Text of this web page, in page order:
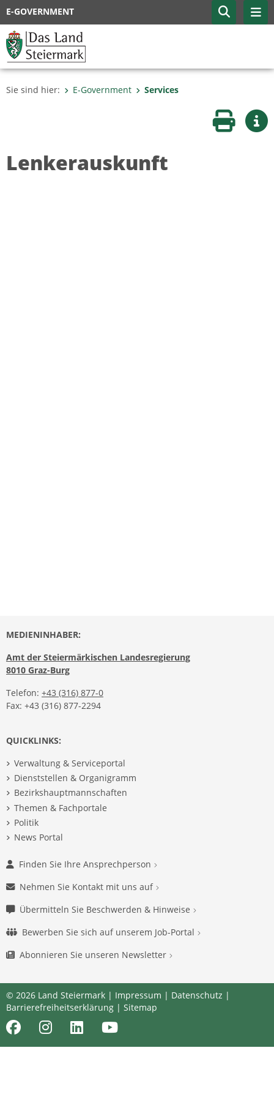
E-GOVERNMENT
Sie sind hier: E-Government Services
Seite
Lenkerauskunft
MEDIENINHABER:
Amt der Steiermärkischen Landesregierung
8010 Graz-Burg
Telefon: +43 (316) 877-0
Fax: +43 (316) 877-2294
QUICKLINKS:
Verwaltung & Serviceportal
Dienststellen & Organigramm
Bezirkshauptmannschaften
Themen & Fachportale
Politik
News Portal
Finden Sie Ihre Ansprechperson
Nehmen Sie Kontakt mit uns auf
Übermitteln Sie Beschwerden & Hinweise
Bewerben Sie sich auf unserem Job-Portal
Abonnieren Sie unseren Newsletter
© 2026 Land Steiermark | Impressum | Datenschutz |
Barrierefreiheitserklärung | Sitemap
FacebookInstagramLinkedInYoutube